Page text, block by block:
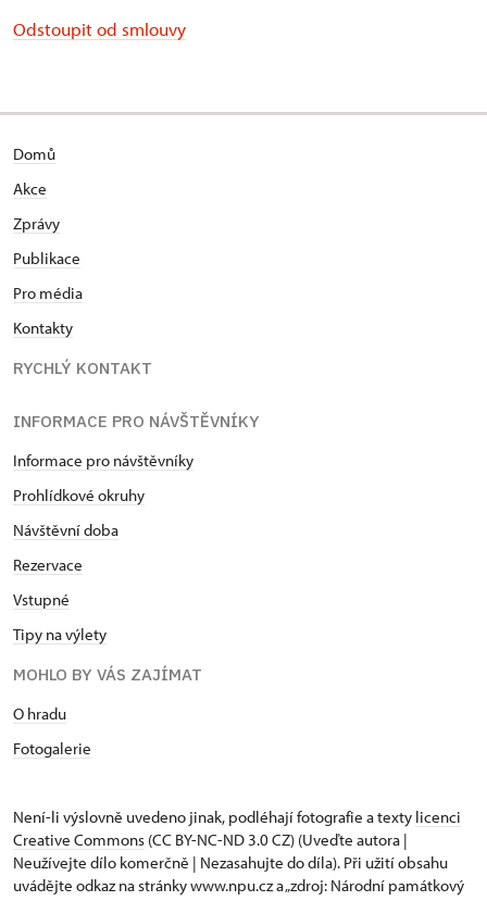
Odstoupit od smlouvy
Domů
Akce
Zprávy
Publikace
Pro média
Kontakty
RYCHLÝ KONTAKT
INFORMACE PRO NÁVŠTĚVNÍKY
Informace pro návštěvníky
Prohlídkové okruhy
Návštěvní doba
Rezervace
Vstupné
Tipy na výlety
MOHLO BY VÁS ZAJÍMAT
O hradu
Fotogalerie
Není-li výslovně uvedeno jinak, podléhají fotografie a texty licenci
Creative Commons (CC BY-NC-ND 3.0 CZ) (Uveďte autora |
Neužívejte dílo komerčně | Nezasahujte do díla). Při užití obsahu
uvádějte odkaz na stránky www.npu.cz a „zdroj: Národní památkový